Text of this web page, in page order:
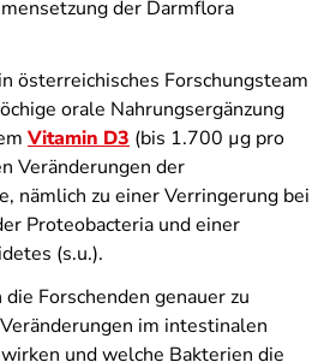
der Darmflora
österreichisches Forschungsteam
orale Nahrungsergänzung
Vitamin D3 (bis 1.700 µg pro
Veränderungen der
nämlich zu einer Verringerung bei
Proteobacteria und einer
(s.u.).
Forschenden genauer zu
im intestinalen
und welche Bakterien die